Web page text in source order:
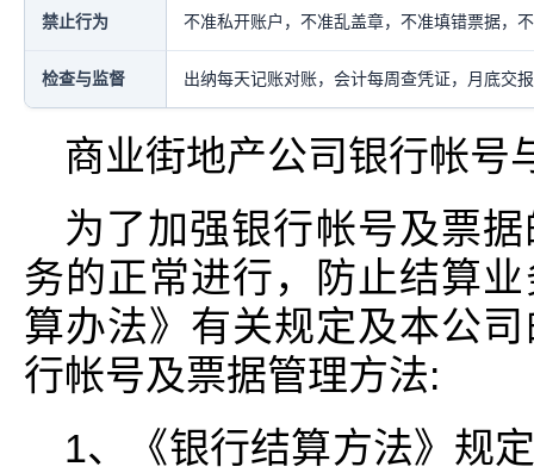
禁止行为 不准私开账户，不准乱盖章，不准填错票据，
检查与监督 出纳每天记账对账，会计每周查凭证，月底交
商业街地产公司银行帐号
为了加强银行帐号及票
务的正常进行，防止结算
算办法》有关规定及本公
行帐号及票据管理方法:
1、《银行结算方法》规